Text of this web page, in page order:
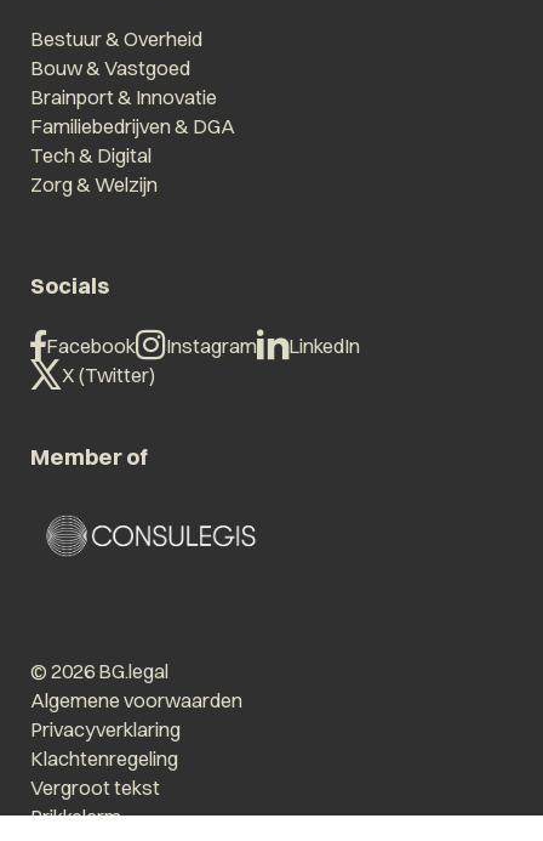
Bestuur & Overheid
Bouw & Vastgoed
Brainport & Innovatie
Familiebedrijven & DGA
Tech & Digital
Zorg & Welzijn
Socials
Facebook Instagram
LinkedIn
X (Twitter)
Member of
© 2026 BG.legal
Algemene voorwaarden
Privacyverklaring
Klachtenregeling
Vergroot tekst
Prikkelarm